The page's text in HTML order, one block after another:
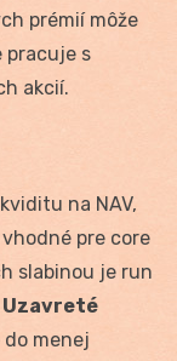
prémií môže
pracuje s
akcií.
na NAV,
pre core
slabinou je run
Uzavreté
menej